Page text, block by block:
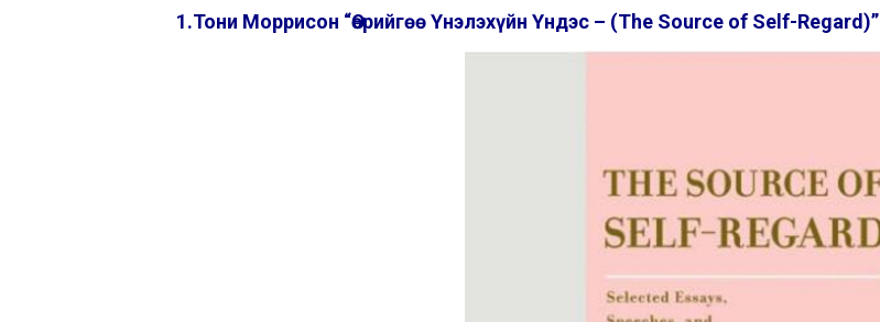
1.Тони Моррисон “Өөрийгөө Үнэлэхүйн Үндэс – (The Source of Self-Regard)”